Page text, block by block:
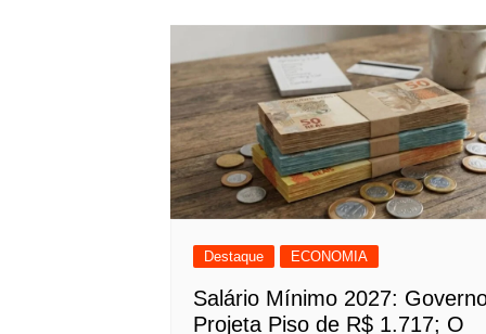
Destaque ECONOMIA
Salário Mínimo 2027:
Projeta Piso de R$ 1.717; O